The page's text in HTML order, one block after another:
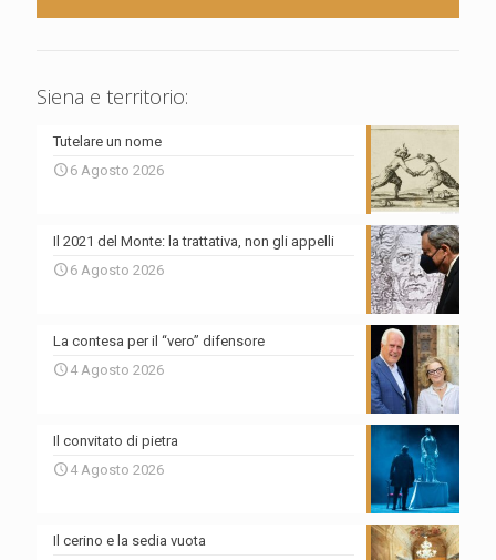
Siena e territorio:
Tutelare un nome
6 Agosto 2026
Il 2021 del Monte: la trattativa, non gli appelli
6 Agosto 2026
La contesa per il “vero” difensore
4 Agosto 2026
Il convitato di pietra
4 Agosto 2026
Il cerino e la sedia vuota